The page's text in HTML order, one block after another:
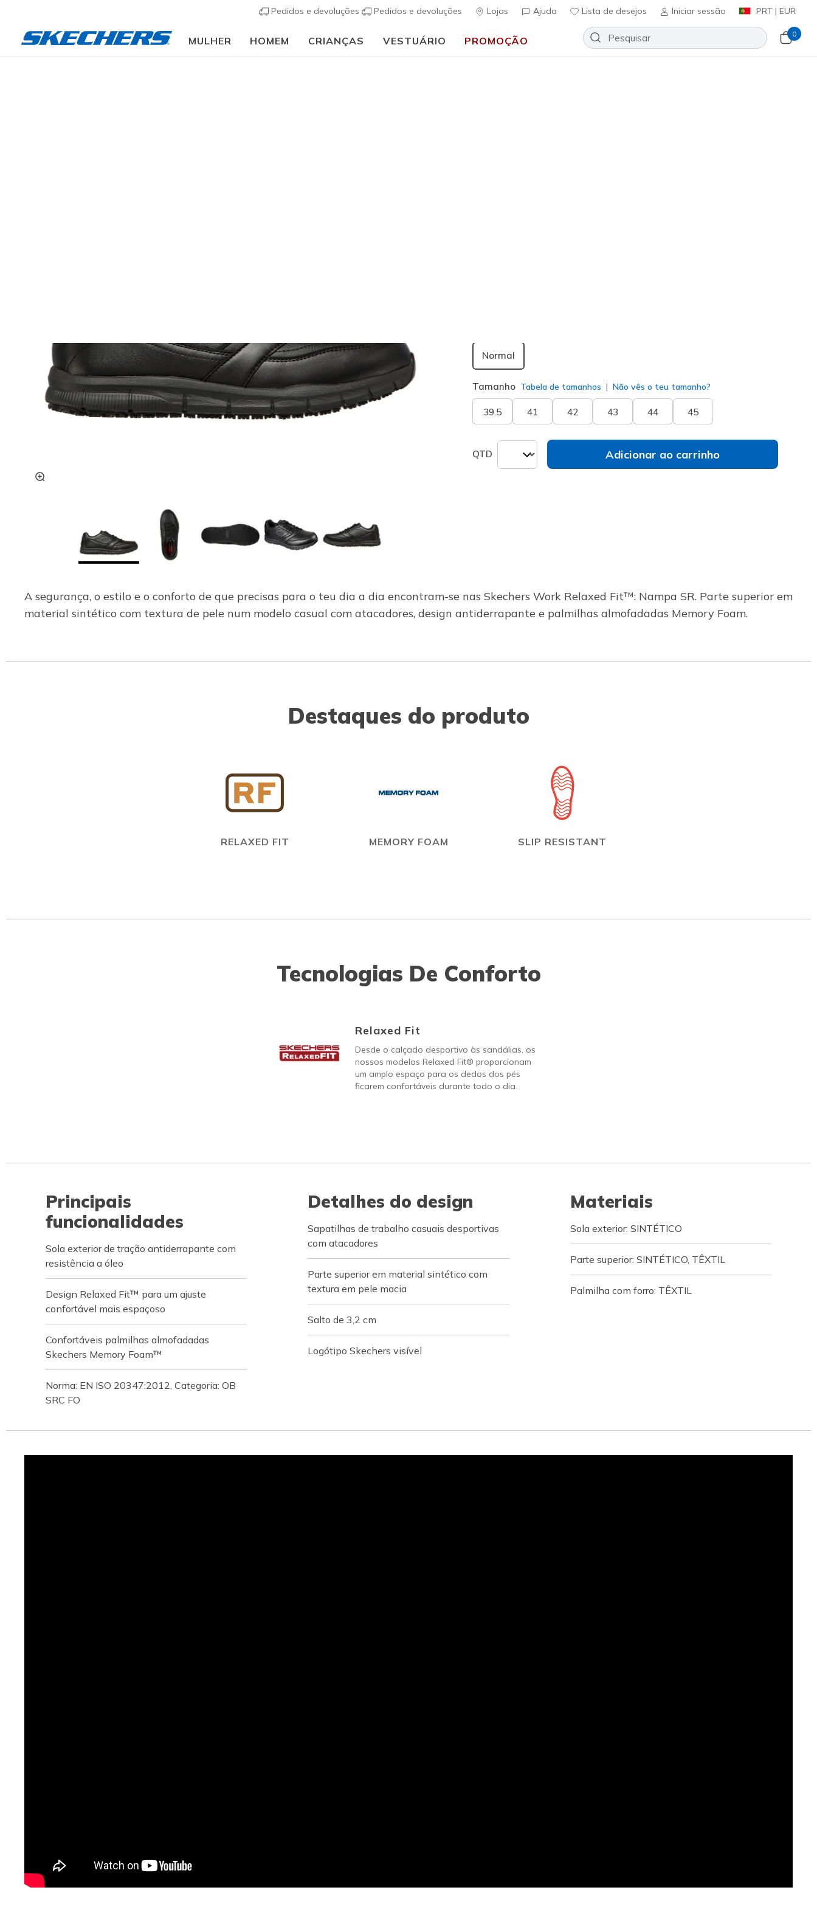
Pedidos e devoluções Pedidos e devoluções Lojas Ajuda Lista de desejos Iniciar sessão PRT | EUR
MULHER HOMEM CRIANÇAS VESTUÁRIO PROMOÇÃO
0
Normal
Tamanho Tabela de tamanhos Não vês o teu tamanho?
39.5 41 42 43 44 45
QTD Adicionar ao carrinho
A segurança, o estilo e o conforto de que precisas para o teu dia a dia encontram-se nas Skechers Work Relaxed Fit™: Nampa SR. Parte superior em
material sintético com textura de pele num modelo casual com atacadores, design antiderrapante e palmilhas almofadadas Memory Foam.
Destaques do produto
RELAXED FIT MEMORY FOAM SLIP RESISTANT
Tecnologias De Conforto
Relaxed Fit
Desde o calçado desportivo às sandálias, os
nossos modelos Relaxed Fit® proporcionam
um amplo espaço para os dedos dos pés
ficarem confortáveis durante todo o dia.
Principais
funcionalidades
Sola exterior de tração antiderrapante com
resistência a óleo
Design Relaxed Fit™ para um ajuste
confortável mais espaçoso
Confortáveis palmilhas almofadadas
Skechers Memory Foam™
Norma: EN ISO 20347:2012, Categoria: OB
SRC FO
Detalhes do design
Sapatilhas de trabalho casuais desportivas
com atacadores
Parte superior em material sintético com
textura em pele macia
Salto de 3,2 cm
Logótipo Skechers visível
Materiais
Sola exterior: SINTÉTICO
Parte superior: SINTÉTICO, TÊXTIL
Palmilha com forro: TÊXTIL